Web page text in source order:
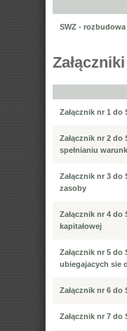
SWZ -
Załącznik nr 1 do
Załącznik nr 2
spełnianiu
Załącznik nr 3
zasoby
Załącznik nr 4
kapitałowej
Załącznik nr 5
ubiegajacych sie
Załącznik nr 6 do
Załącznik nr 7 do